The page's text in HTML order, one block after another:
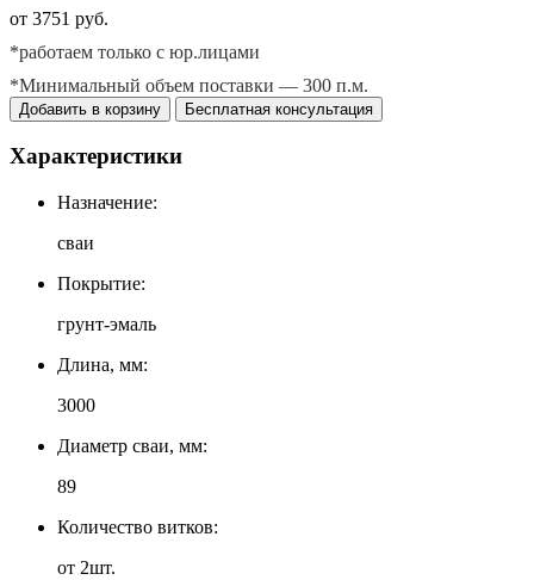
от 3751 руб.
*работаем только с юр.лицами
*Минимальный объем поставки — 300 п.м.
Добавить в корзину Бесплатная консультация
Характеристики
Назначение:
сваи
Покрытие:
грунт-эмаль
Длина, мм:
3000
Диаметр сваи, мм:
89
Количество витков:
от 2шт.